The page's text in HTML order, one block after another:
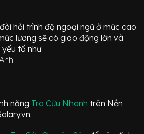
hỏi trình độ ngoại ngữ ở mứccao
lương sẽ có giao độnglớn và
tố như
năng Tra Cứu Nhanh trên Nền